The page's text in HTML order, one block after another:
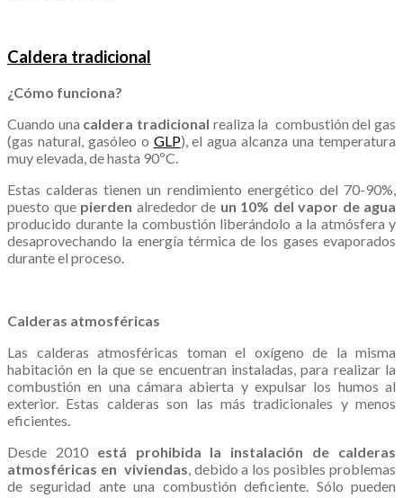
Caldera tradicional
¿Cómo funciona?
Cuando una caldera tradicional realiza la combustión del gas
(gas natural, gasóleo o GLP), el agua alcanza una temperatura
muy elevada, de hasta 90ºC.
Estas calderas tienen un rendimiento energético del 70-90%,
puesto que pierden alrededor de un 10% del vapor de agua
producido durante la combustión liberándolo a la atmósfera y
desaprovechando la energía térmica de los gases evaporados
durante el proceso.
Calderas atmosféricas
Las calderas atmosféricas toman el oxígeno de la misma
habitación en la que se encuentran instaladas, para realizar la
combustión en una cámara abierta y expulsar los humos al
exterior. Estas calderas son las más tradicionales y menos
eficientes.
Desde 2010 está prohibida la instalación de calderas
atmosféricas en viviendas, debido a los posibles problemas
de seguridad ante una combustión deficiente. Sólo pueden